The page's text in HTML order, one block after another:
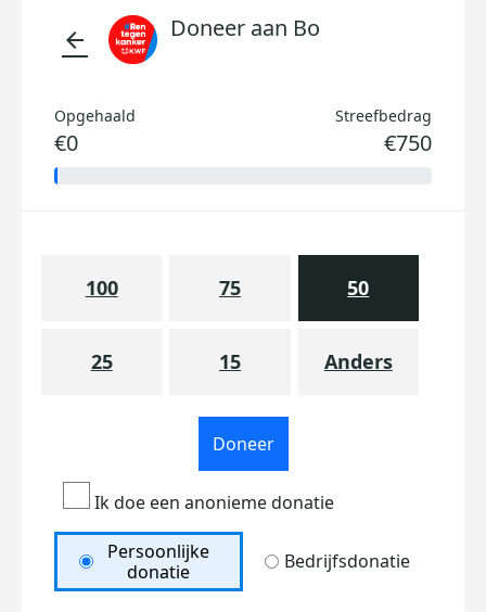
arrow_back Doneer aan Bo
Opgehaald
€0
Streefbedrag
€750
100 75 50
25 15 Anders
Doneer
Ik doe een anonieme donatie
Persoonlijke
donatie
Bedrijfsdonatie